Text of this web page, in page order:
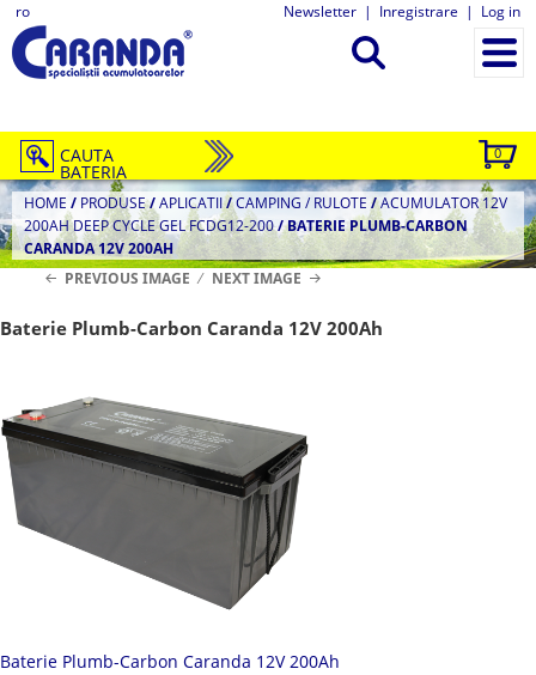
ro Newsletter | Inregistrare | Log in
0
CAUTA
BATERIA
HOME / PRODUSE/APLICATII/CAMPING / RULOTE /ACUMULATOR 12V
200AH DEEP CYCLE GEL FCDG12-200/BATERIE PLUMB-CARBON
CARANDA 12V 200AH
PREVIOUS IMAGE
NEXT IMAGE
Baterie Plumb-Carbon Caranda 12V 200Ah
Baterie Plumb-Carbon Caranda 12V 200Ah